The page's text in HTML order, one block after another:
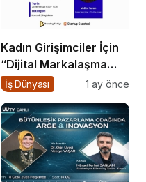
Kadın Girişimciler İçin
“Dijital Markalaşma
Atölyesi” Başlıyor
İş Dünyası 1 ay önce